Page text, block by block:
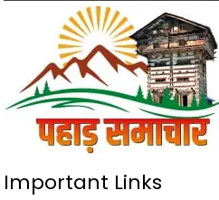
Important Links